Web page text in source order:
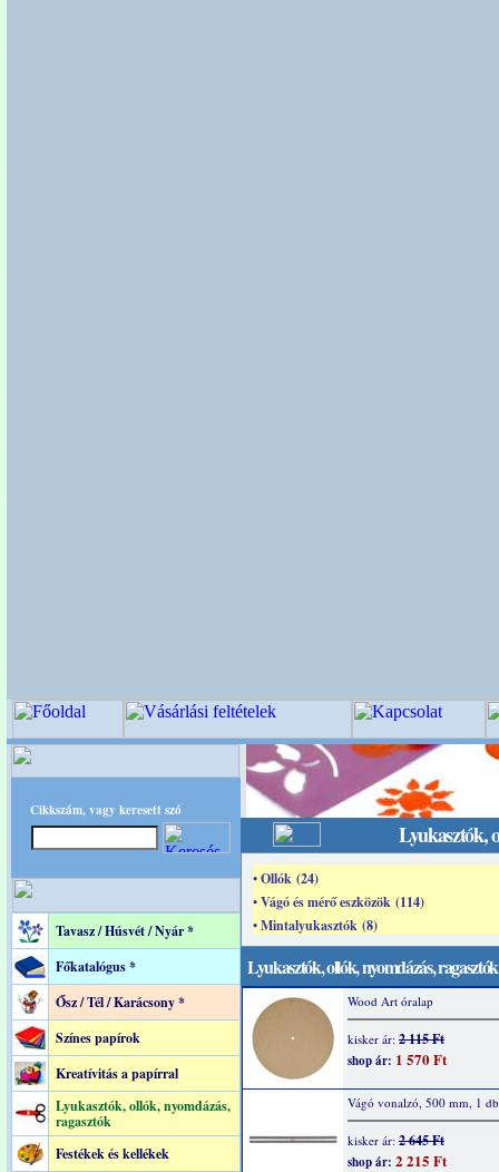
Cikkszám, vagy keresett szó
Tavasz / Húsvét / Nyár *
Főkatalógus *
Ősz / Tél / Karácsony *
Színes papírok
Kreatívitás a papírral
Lyukasztók, ollók, nyomdázás,
ragasztók
Festékek és kellékek
Lyukasztók,
• Ollók (24)
• Vágó és mérő eszközök (114)
• Mintalyukasztók (8)
Lyukasztók, ollók, nyomdázás, ragasztók
Wood Art óralap
kisker ár: 2 115 Ft
shop ár: 1 570 Ft
Vágó vonalzó, 500 mm, 1 db
kisker ár: 2 645 Ft
shop ár: 2 215 Ft